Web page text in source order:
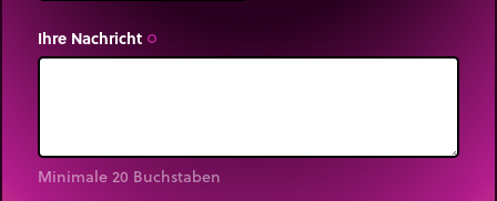
Ihre Nachricht trip_origin
Minimale 20 Buchstaben